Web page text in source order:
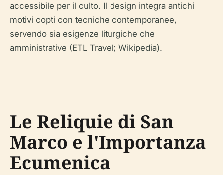
accessibile per il culto. Il design integra antichi
motivi copti con tecniche contemporanee,
servendo sia esigenze liturgiche che
amministrative (ETL Travel; Wikipedia).
Le Reliquie di San
Marco e l'Importanza
Ecumenica